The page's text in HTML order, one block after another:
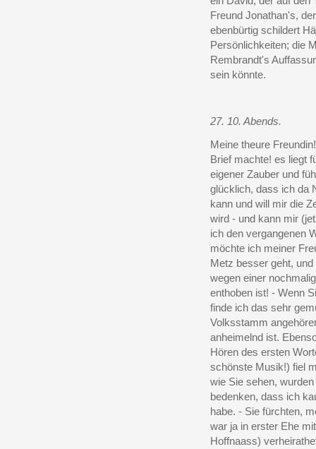
Freund Jonathan's,
ebenbürtig schildert
Persönlichkeiten; die
Rembrandt's
sein könnte.
27. 10. Abends.
Meine theure
Brief machte! es liegt
eigener Zauber und
glücklich, dass ich da
kann und will mir die
wird - und kann mir
ich den vergangenen
möchte ich meiner
Metz besser geht,
wegen einer
enthoben ist! - Wenn
finde ich das sehr
Volksstamm
anheimelnd ist.
Hören des ersten
schönste Musik!) fiel
wie Sie sehen,
bedenken, dass ich
habe. - Sie fürchten,
war ja in erster Ehe
Hoffnaass)